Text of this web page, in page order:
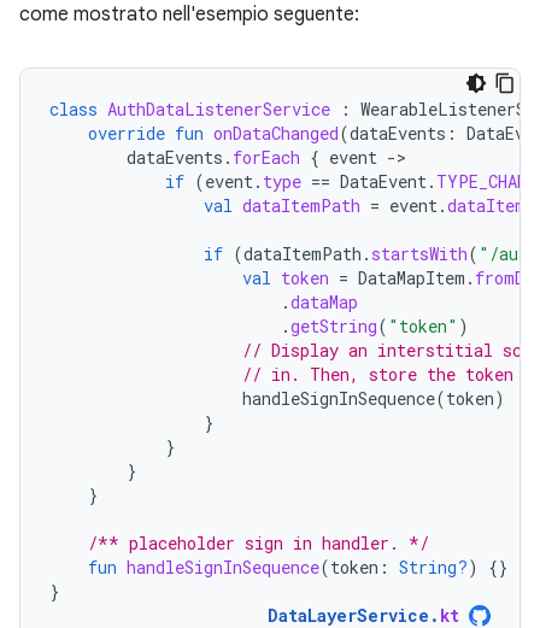
come mostrato nell'esempio seguente:
class AuthDataListenerService :
override fun onDataChanged(dataEvents :
dataEvents . forEach { event -
if (event. type == DataEvent.
val dataItemPath = event.dataItem
if (dataItemPath . startsWith( "/
val token = DataMapItem .
.dataMap
.getString( "token" )
// Display an interstitial
// in. Then, store the token
handleSignInSequence(token)
}
}
}
}
/** placeholder sign in handler. */
fun handleSignInSequence(token : String?)
{}
}
DataLayerService . kt